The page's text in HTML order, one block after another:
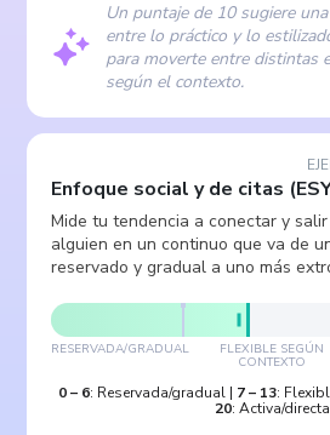
Un puntaje de 10 sugiere
entre lo práctico y lo
para moverte entre distintas
según el contexto.
Enfoque social y de citas (
Mide tu tendencia a conectar y
alguien en un continuo que va de
reservado y gradual a uno más
RESERVADA/GRADUAL FLEXIBLE SEGÚN
CONTEXTO
0– 6: Reservada/gradual | 7– 13:
20: Activa/directa